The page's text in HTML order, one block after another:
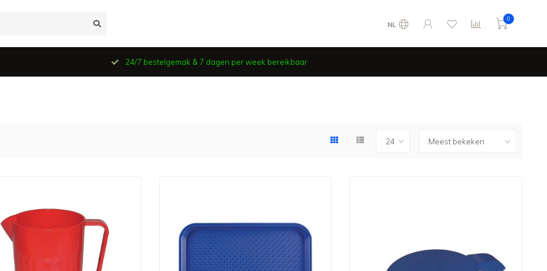
NL
0
24/7 bestelgemak & 7 dagen per week bereikbaar